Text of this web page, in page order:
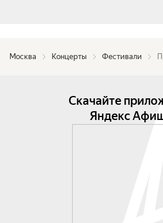
Москва Концерты Фестивали
Скачайте
Яндекс